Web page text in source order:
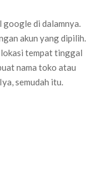
google di dalamnya.
akun yang dipilih.
tempat tinggal
nama toko atau
semudah itu.